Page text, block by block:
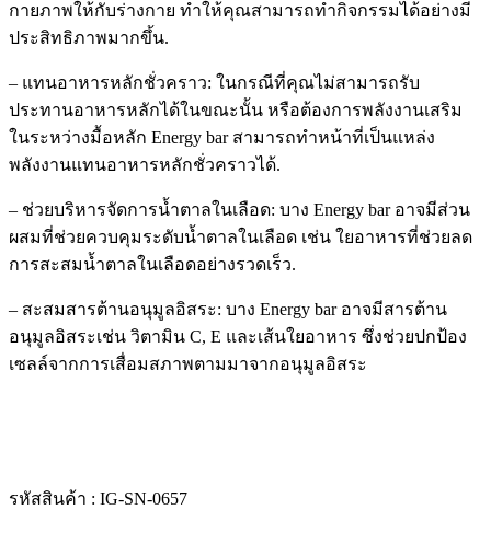
กายภาพให้กับร่างกาย ทำให้คุณสามารถทำกิจกรรมได้อย่างมี
ประสิทธิภาพมากขึ้น.
– แทนอาหารหลักชั่วคราว: ในกรณีที่คุณไม่สามารถรับ
ประทานอาหารหลักได้ในขณะนั้น หรือต้องการพลังงานเสริม
ในระหว่างมื้อหลัก Energy bar สามารถทำหน้าที่เป็นแหล่ง
พลังงานแทนอาหารหลักชั่วคราวได้.
– ช่วยบริหารจัดการน้ำตาลในเลือด: บาง Energy bar อาจมีส่วน
ผสมที่ช่วยควบคุมระดับน้ำตาลในเลือด เช่น ใยอาหารที่ช่วยลด
การสะสมน้ำตาลในเลือดอย่างรวดเร็ว.
– สะสมสารต้านอนุมูลอิสระ: บาง Energy bar อาจมีสารต้าน
อนุมูลอิสระเช่น วิตามิน C, E และเส้นใยอาหาร ซึ่งช่วยปกป้อง
เซลล์จากการเสื่อมสภาพตามมาจากอนุมูลอิสระ
รหัสสินค้า : IG-SN-0657